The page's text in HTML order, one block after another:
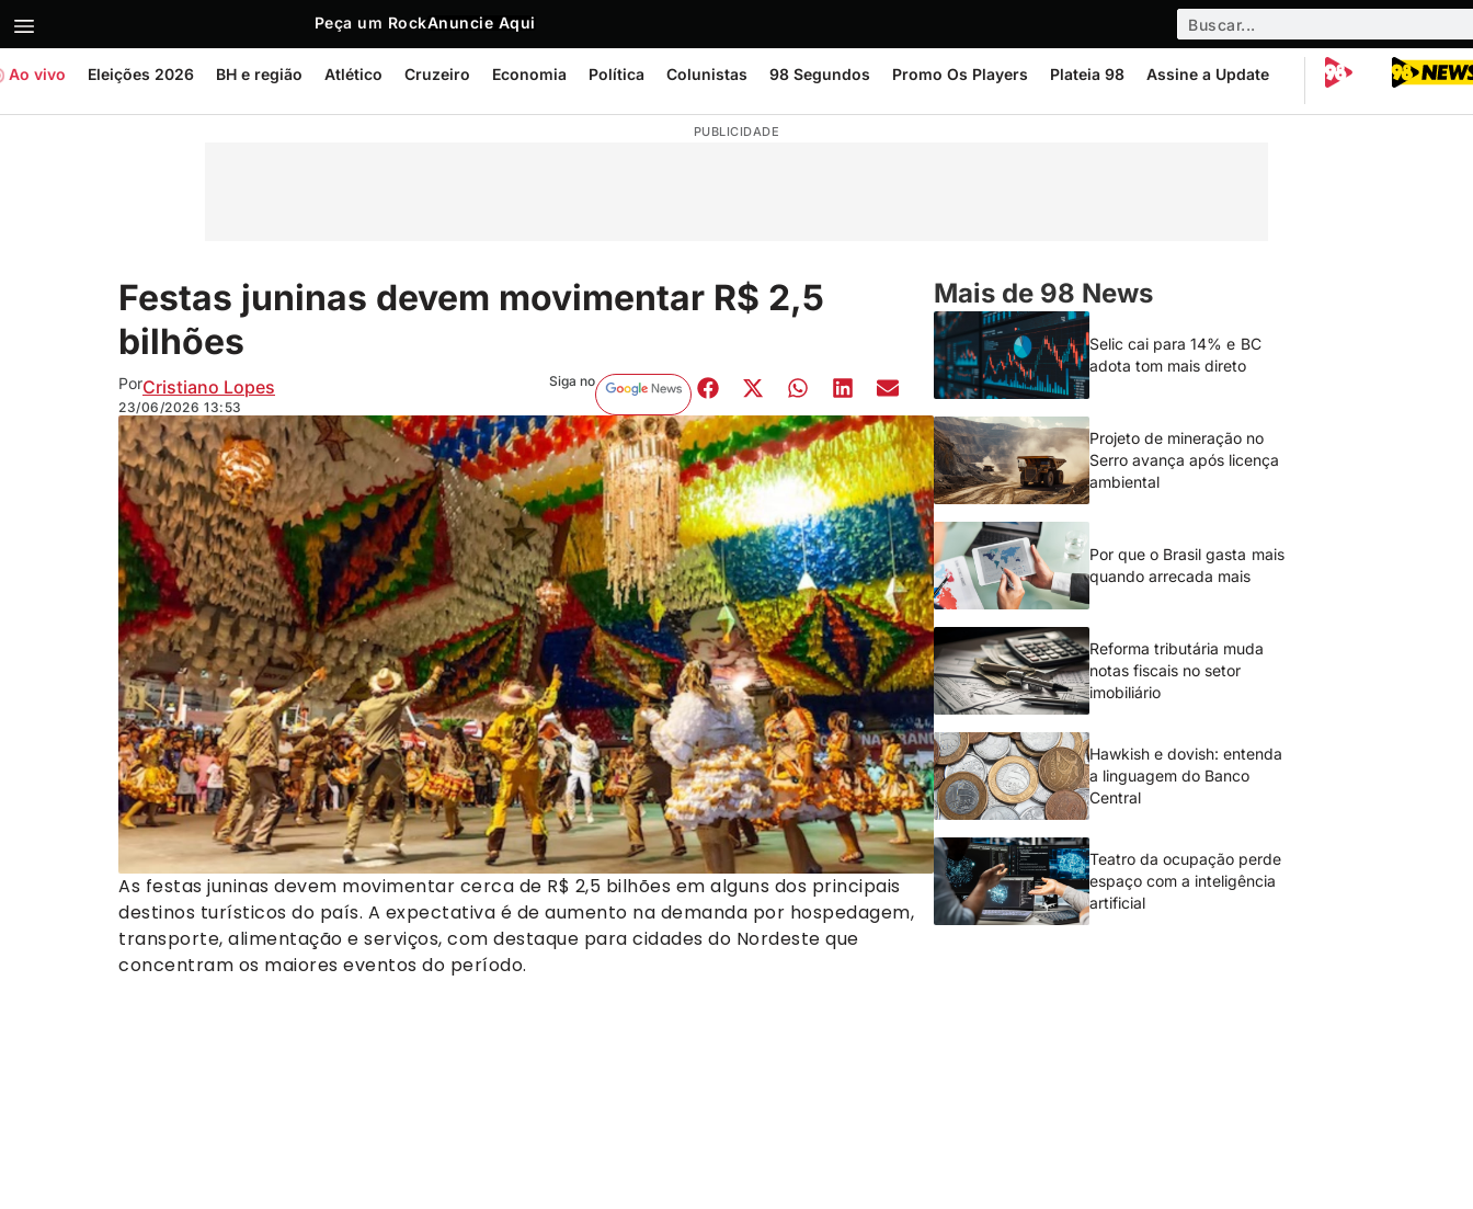
Peça um RockAnuncie Aqui
Ao vivo Eleições 2026 BH e região Atlético Cruzeiro Economia Política Colunistas 98 Segundos Promo Os Players Plateia 98 Assine a Update
PUBLICIDADE
Festas juninas devem movimentar R$ 2,5
bilhões
PorCristiano Lopes
23/06/2026 13:53
Siga no
As festas juninas devem movimentar cerca de R$ 2,5 bilhões em alguns dos principais
destinos turísticos do país. A expectativa é de aumento na demanda por hospedagem,
transporte, alimentação e serviços, com destaque para cidades do Nordeste que
concentram os maiores eventos do período.
Mais de 98 News
Selic cai para 14% e BC
adota tom mais direto
Projeto de mineração no
Serro avança após licença
ambiental
Por que o Brasil gasta mais
quando arrecada mais
Reforma tributária muda
notas fiscais no setor
imobiliário
Hawkish e dovish: entenda
a linguagem do Banco
Central
Teatro da ocupação perde
espaço com a inteligência
artificial